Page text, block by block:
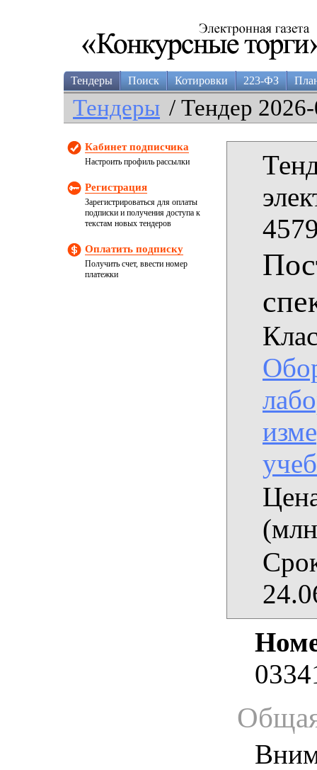
Тендеры Поиск Котировки 223-ФЗ
Тендеры / Тендер
Кабинет подписчика
Настроить профиль рассылки
Регистрация
Зарегистрироваться для оплаты
подписки и получения доступа к
текстам новых тендеров
Оплатить подписку
Получить счет, ввести номер
платежки